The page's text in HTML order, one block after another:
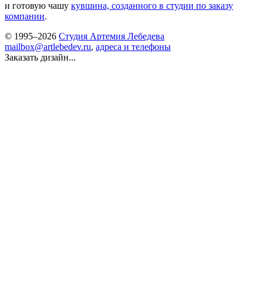
и готовую чашу кувшина, созданного в студии по заказу
компании.
© 1995–2026 Студия Артемия Лебедева
mailbox@artlebedev.ru, адреса и телефоны
Заказать дизайн...